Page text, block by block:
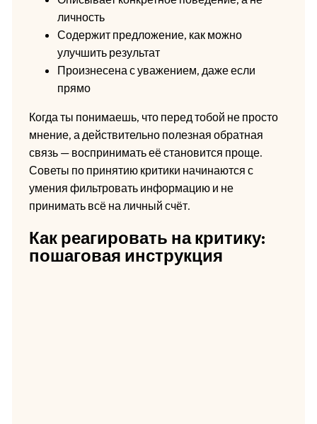
личность
Содержит предложение, как можно
улучшить результат
Произнесена с уважением, даже если
прямо
Когда ты понимаешь, что перед тобой не просто
мнение, а действительно полезная обратная
связь — воспринимать её становится проще.
Советы по принятию критики начинаются с
умения фильтровать информацию и не
принимать всё на личный счёт.
Как реагировать на критику:
пошаговая инструкция